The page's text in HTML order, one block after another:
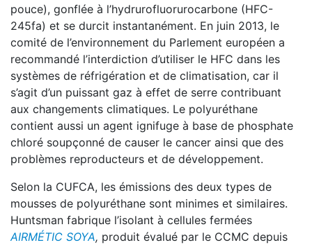
pouce), gonflée à l’hydrurofluorurocarbone (HFC-
245fa) et se durcit instantanément. En juin 2013, le
comité de l’environnement du Parlement européen a
recommandé l’interdiction d’utiliser le HFC dans les
systèmes de réfrigération et de climatisation, car il
s’agit d’un puissant gaz à effet de serre contribuant
aux changements climatiques. Le polyuréthane
contient aussi un agent ignifuge à base de phosphate
chloré soupçonné de causer le cancer ainsi que des
problèmes reproducteurs et de développement.
Selon la CUFCA, les émissions des deux types de
mousses de polyuréthane sont minimes et similaires.
Huntsman fabrique l’isolant à cellules fermées
AIRMÉTIC SOYA, produit évalué par le CCMC depuis